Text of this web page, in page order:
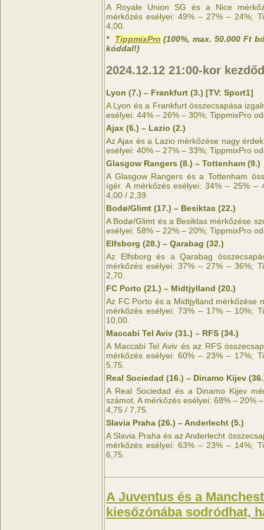
A Royale Union SG és a Nice
mérkőzés esélyei: 49% – 27% – 24%;
4,00.
* TippmixPro (100%, max. 50.000 Ft
kóddal!)
2024.12.12 21:00-kor
Lyon (7.) – Frankfurt (3.) [TV: Sport1]
A Lyon és a Frankfurt összecsapása
esélyei: 44% – 26% – 30%; TippmixPro
Ajax (6.) – Lazio (2.)
Az Ajax és a Lazio mérkőzése nagy
esélyei: 40% – 27% – 33%; TippmixPro
Glasgow Rangers (8.) – Tottenham (9.)
A Glasgow Rangers és a Tottenham
ígér. A mérkőzés esélyei: 34% – 25% –
4,00 / 2,39.
Bodø/Glimt (17.) – Besiktas (22.)
A Bodø/Glimt és a Besiktas mérkőzése
esélyei: 58% – 22% – 20%; TippmixPro
Elfsborg (28.) – Qarabag (32.)
Az Elfsborg és a Qarabag
mérkőzés esélyei: 37% – 27% – 36%;
2,70.
FC Porto (21.) – Midtjylland (20.)
Az FC Porto és a Midtjylland mérkőzése
mérkőzés esélyei: 73% – 17% – 10%;
10,00.
Maccabi Tel Aviv (31.) – RFS (34.)
A Maccabi Tel Aviv és az RFS
mérkőzés esélyei: 60% – 23% – 17%;
5,75.
Real Sociedad (16.) – Dinamo Kijev
A Real Sociedad és a Dinamo Kijev
számot. A mérkőzés esélyei: 68% – 20%
4,75 / 7,75.
Slavia Praha (26.) – Anderlecht (5.)
A Slavia Praha és az Anderlecht
mérkőzés esélyei: 63% – 23% – 14%;
6,75.
A Juventus és a
kiesőzónába sodródhat,